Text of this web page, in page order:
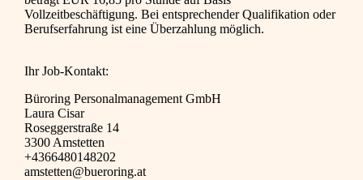
Vollzeitbeschäftigung. Bei entsprechender Qualifikation oder
Berufserfahrung ist eine Überzahlung möglich.
Ihr Job-Kontakt:
Büroring Personalmanagement GmbH
Laura Cisar
Roseggerstraße 14
3300 Amstetten
+4366480148202
amstetten@bueroring.at